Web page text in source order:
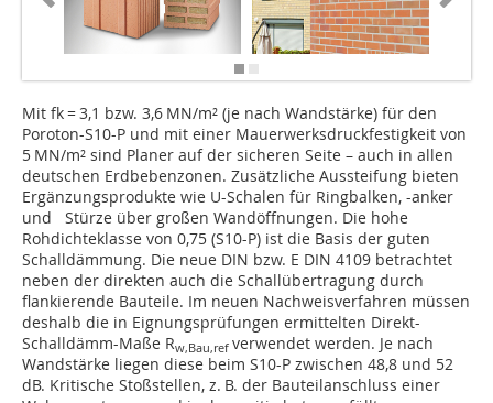
Mit fk = 3,1 bzw. 3,6 MN/m² (je nach Wandstärke) für den
Poroton-S10-P und mit einer Mauerwerksdruck­festigkeit von
5 MN/m² sind Planer auf der sicheren Seite – auch in allen
deutschen Erdbebenzonen. Zusätzliche Aussteifung bieten
Ergänzungsprodukte wie U-Schalen für Ringbalken, -anker
und Stürze über großen Wandöffnungen. Die hohe
Rohdichteklasse von 0,75 (S10-P) ist die Basis der guten
Schalldämmung. Die neue DIN bzw. E DIN 4109 betrachtet
neben der direkten auch die Schallübertragung durch
flankierende Bauteile. Im neuen Nachweisverfahren müssen
deshalb die in Eignungsprüfungen ermittelten Direkt-
Schalldämm-Maße Rw,Bau,ref verwendet werden. Je nach
Wandstärke liegen diese beim S10-P zwischen 48,8 und 52
dB. Kritische Stoßstellen, z. B. der Bauteilanschluss einer